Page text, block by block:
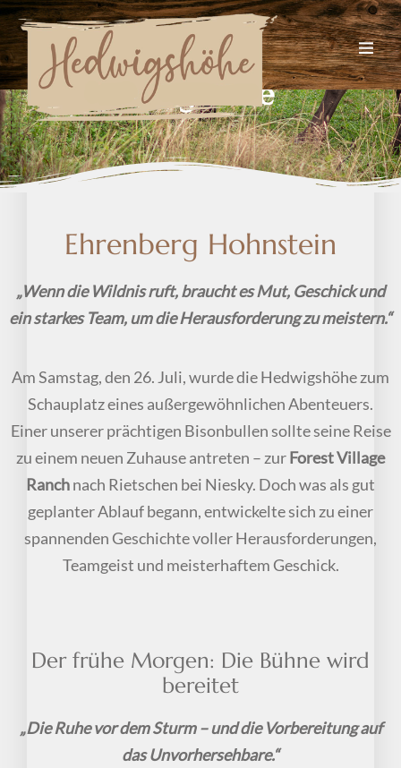
D as Abenteuer auf der He
dwi e
Ehrenberg Hohnstein
„Wenn die Wildnis ruft, braucht es Mut, Geschick und
ein starkes Team, um die Herausforderung zu meistern.“
Am Samstag, den 26. Juli, wurde die Hedwigshöhe zum
Schauplatz eines außergewöhnlichen Abenteuers.
Einer unserer prächtigen Bisonbullen sollte seine Reise
zu einem neuen Zuhause antreten – zurForest Village
Ranchnach Rietschen bei Niesky. Doch was als gut
geplanter Ablauf begann, entwickelte sich zu einer
spannenden Geschichte voller Herausforderungen,
Teamgeist und meisterhaftem Geschick.
Der frühe Morgen: Die Bühne wird
bereitet
„Die Ruhe vor dem Sturm – und die Vorbereitung auf
das Unvorhersehbare.“